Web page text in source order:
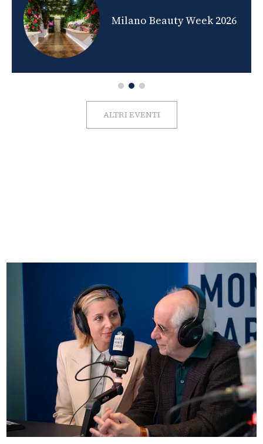
Milano Beauty Week 2026
ALTRI EVENTI